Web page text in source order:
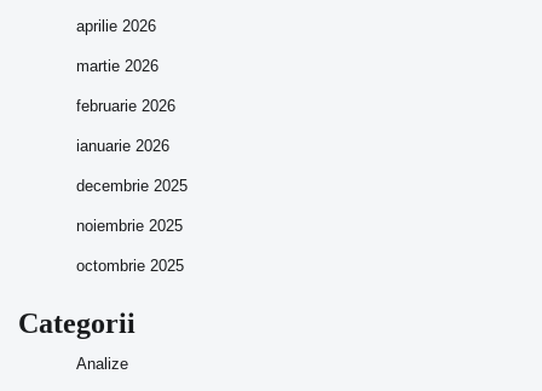
aprilie 2026
martie 2026
februarie 2026
ianuarie 2026
decembrie 2025
noiembrie 2025
octombrie 2025
Categorii
Analize